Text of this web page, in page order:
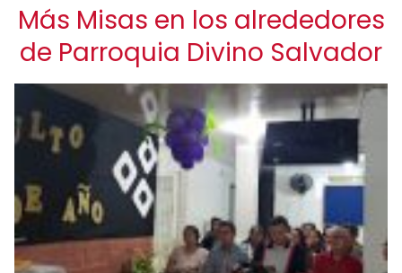
Más Misas en los alrededores
de Parroquia Divino Salvador